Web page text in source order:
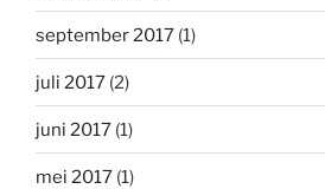
september 2017 (1)
juli 2017 (2)
juni 2017 (1)
mei 2017 (1)